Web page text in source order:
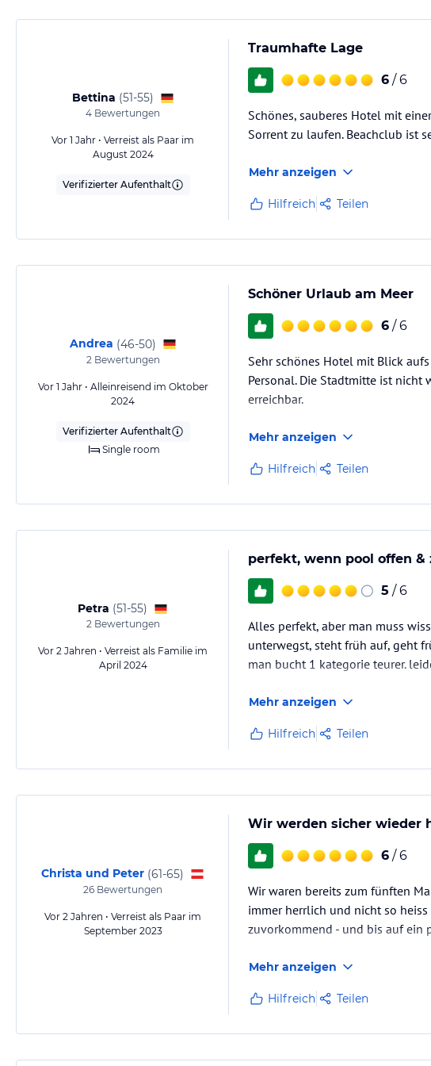
Bettina (51-55)
4 Bewertungen
Vor 1 Jahr • Verreist als Paar im
August 2024
Verifizierter Aufenthalt
Traumhafte Lage
6 / 6
Schönes, sauberes Hotel mit
Sorrent zu laufen. Beachclub ist
Mehr anzeigen
Hilfreich Teilen
Andrea (46-50)
2Bewertungen
Vor 1 Jahr • Alleinreisend im Oktober
2024
Verifizierter Aufenthalt
Single room
Schöner Urlaub am Meer
6 / 6
Sehr schönes Hotel mit Blick
Personal. Die Stadtmitte ist nicht
erreichbar.
Mehr anzeigen
Hilfreich Teilen
Petra (51-55)
2Bewertungen
Vor 2 Jahren • Verreist als Familie im
April 2024
perfekt, wenn pool offen
5 / 6
Alles perfekt, aber man muss
unterwegst, steht früh auf, geht
man bucht 1 kategorie teurer.
Mehr anzeigen
Hilfreich Teilen
Christa und Peter (61-65)
26 Bewertungen
Vor 2 Jahren • Verreist als Paar im
September 2023
Wir werden sicher wieder
6 / 6
Wir waren bereits zum fünften
immer herrlich und nicht so
zuvorkommend - und bis auf ein
Mehr anzeigen
Hilfreich Teilen